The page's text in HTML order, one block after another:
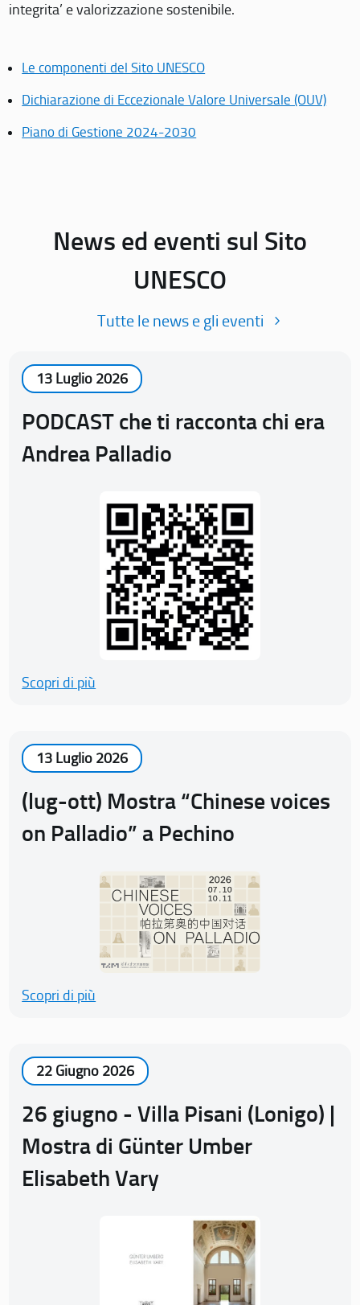
integrita’ e valorizzazione sostenibile.
Le componenti del Sito UNESCO
Dichiarazione di Eccezionale Valore Universale (OUV)
Piano di Gestione 2024-2030
News ed eventi sul Sito
UNESCO
Tutte le news e gli eventi
13 Luglio 2026
PODCAST che ti racconta chi era
Andrea Palladio
Scopri di più
13 Luglio 2026
(lug-ott) Mostra “Chinese voices
on Palladio” a Pechino
Scopri di più
22 Giugno 2026
26 giugno - Villa Pisani (Lonigo) |
Mostra di Günter Umber
Elisabeth Vary